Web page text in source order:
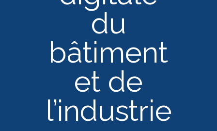
du
bâtiment
et de
l’industrie